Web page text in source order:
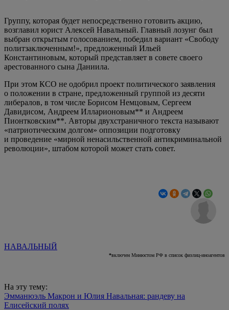
Группу, которая будет непосредственно готовить акцию,
возглавил юрист Алексей Навальный. Главный лозунг был
выбран открытым голосованием, победил вариант «Свободу
политзаключенным!», предложенный Ильей
Константиновым, который представляет в совете своего
арестованного сына Даниила.
При этом КСО не одобрил проект политического заявления
о положении в стране, предложенный группой из десяти
либералов, в том числе Борисом Немцовым, Сергеем
Давидисом, Андреем Илларионовым** и Андреем
Пионтковским**. Авторы двухстраничного текста называют
«патриотическим долгом» оппозиции подготовку
и проведение «мирной ненасильственной антикриминальной
революции», штабом которой может стать совет.
НАВАЛЬНЫЙ
*включен Минюстом РФ в список физлиц-иноагентов
На эту тему:
Эмманюэль Макрон и Юлия Навальная: рандеву на
Елисейский полях